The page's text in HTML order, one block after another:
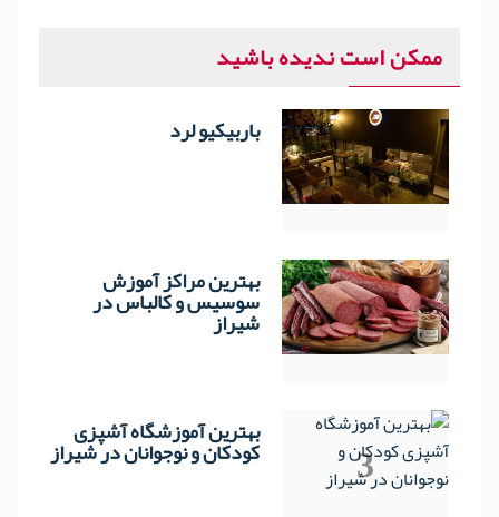
ممکن است ندیده باشید
1 باربیکیو لرد
2 بهترین مراکز آموزش
سوسیس و کالباس در
شیراز
3 بهترین آموزشگاه آشپزی
کودکان و نوجوانان در شیراز